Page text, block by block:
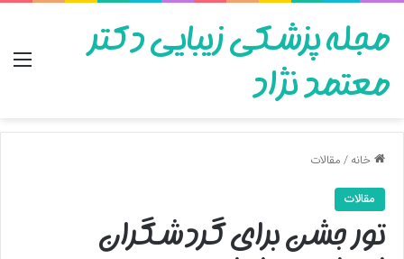
مجله پزشکی زیبایی دکتر
معتمد نژاد
خانه/مقالات
مقالات
تور جشن برای گردشگران